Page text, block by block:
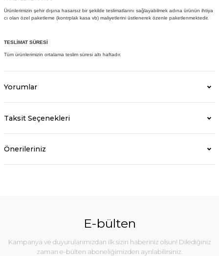
Ürünlerimizin şehir dışına hasarsız bir şekilde teslimatlarını sağlayabilmek adına ürünün ihtiya
cı olan özel paketleme (kontrplak kasa vb) maliyetlerini üstlenerek özenle paketlenmektedir.
TESLİMAT SÜRESİ
Tüm ürünlerimizin ortalama teslim süresi altı haftadır.
Yorumlar
Taksit Seçenekleri
Önerileriniz
E-bülten
Kampanya ve duyurularımızdan ilk sizin haberiniz olsun! Dilediğiniz
zaman e-bülten aboneliğimizden ayrılabilirsiniz.